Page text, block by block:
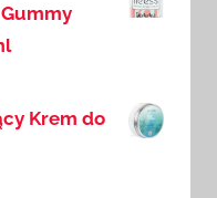
Krem do